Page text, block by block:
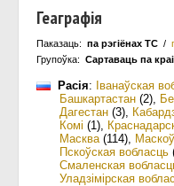
Геаграфія
Паказаць: па рэгіёнах ТС /
Групоўка: Сартаваць па
Расія: Іванаўская
Башкартастан (2),
Дагестан (3),
Комі (1),
Масква(114),
Пскоўская вобласць
Смаленская
Уладзімірская